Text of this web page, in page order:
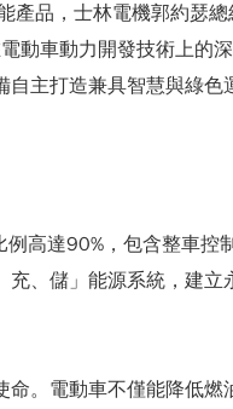
品，士林電機郭約瑟總
動車動力開發技術上的
自主打造兼具智慧與綠色
高達90%，包含整車控
、儲」能源系統，建立
。電動車不僅能降低燃